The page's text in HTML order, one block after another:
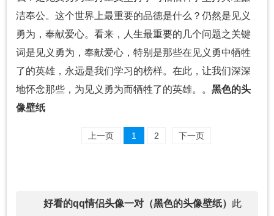
洁奉公。这个世界上最重要的品德是什么？仍然是见义
勇为，奉献爱心。看来，人生最重要的几个问题之关键
词是见义勇为，奉献爱心，特别是那些在见义勇中牺牲
了的英雄，永远是我们学习的榜样。在此，让我们深深
地怀念那些，为见义勇为而牺牲了的英雄。。 黑色的头
像壁纸
上一页 1 2 下一页
好看的qq情侣头像一对（黑色的头像壁纸） 此